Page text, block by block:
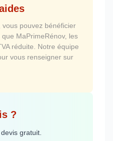
pouvez bénéficier
MaPrimeRénov, les
réduite. Notre équipe
vous renseigner sur
?
gratuit.